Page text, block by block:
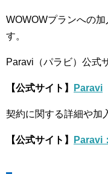
WOWOWプランへの
す。
Paravi（パラビ）公式
【公式サイト】 Paravi
契約に関する詳細や加
【公式サイト】 Paravi